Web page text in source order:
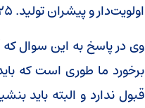
اولویت‌دار و پیشران تولید. ۲۵ زیربرنامه برای این ۵ مورد احصاء شده است.
وی در پاسخ به این سوال
برخورد ما طوری است که
قبول ندارد و البته باید